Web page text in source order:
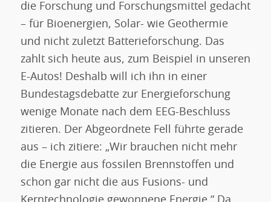
die Forschung und Forschungsmittel gedacht
– für Bioenergien, Solar- wie Geothermie
und nicht zuletzt Batterieforschung. Das
zahlt sich heute aus, zum Beispiel in unseren
E-Autos! Deshalb will ich ihn in einer
Bundestagsdebatte zur Energieforschung
wenige Monate nach dem EEG-Beschluss
zitieren. Der Abgeordnete Fell führte gerade
aus – ich zitiere: „Wir brauchen nicht mehr
die Energie aus fossilen Brennstoffen und
schon gar nicht die aus Fusions- und